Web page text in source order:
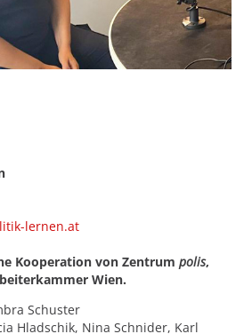
lernen.at
Kooperation von Zentrum polis,
Wien.
Schuster
Hladschik, Nina Schnider, Karl